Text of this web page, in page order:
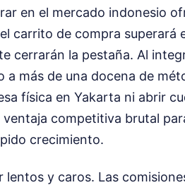
en el mercado indonesio
carrito de compra superará
cerrarán la pestaña. Al
más de una docena de
física en Yakarta ni abrir
competitiva brutal
crecimiento.
y caros. Las